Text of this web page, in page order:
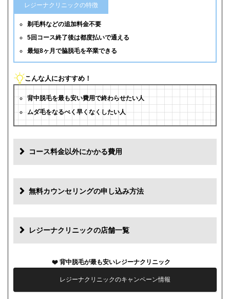
レジーナクリニックの特徴
剃毛料などの追加料金不要
5回コース終了後は都度払いで通える
最短8ヶ月で脇脱毛を卒業できる
こんな人におすすめ！
背中脱毛を最も安い費用で終わらせたい人
ムダ毛をなるべく早くなくしたい人
コース料金以外にかかる費用
初診料 0円
再診料 0円
薬代 0円
シェービング代 0円
無料カウンセリングの申し込み方法
レジーナクリニックの店舗一覧
背中脱毛が最も安いレジーナクリニック
レジーナクリニックのキャンペーン情報